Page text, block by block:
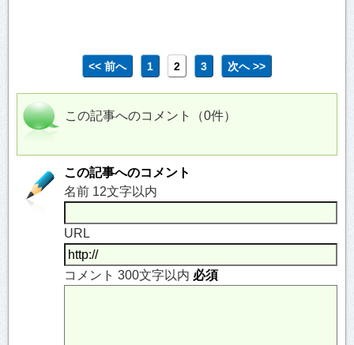
<< 前へ 1 2 3 次へ >>
この記事へのコメント（0件）
この記事へのコメント
名前 12文字以内
URL
コメント 300文字以内 必須